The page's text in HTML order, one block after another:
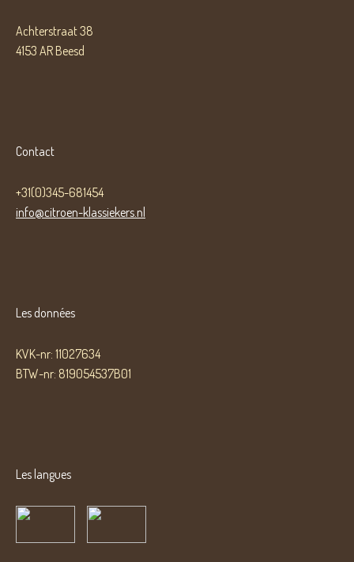
Achterstraat 38
4153 AR Beesd
Contact
+31(0)345-681454
info@citroen-klassiekers.nl
Les données
KVK-nr: 11027634
BTW-nr: 819054537B01
Les langues